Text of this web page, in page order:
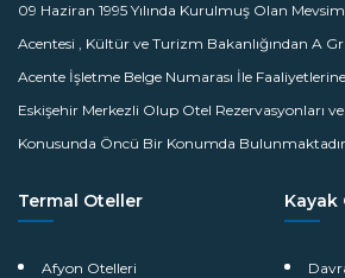
09 Haziran 1995 Yılında Kurulmuş Olan
Acentesi , Kültür ve Turizm Bakanlığından A
Acente İşletme Belge Numarası İle
Eskişehir Merkezli Olup Otel Rezervasyonları
Konusunda Öncü Bir Konumda
Termal Oteller
Afyon Otelleri
Kayak